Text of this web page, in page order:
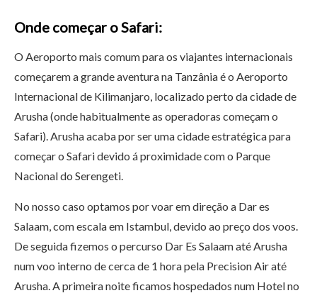
Onde começar o Safari:
O Aeroporto mais comum para os viajantes internacionais
começarem a grande aventura na Tanzânia é o Aeroporto
Internacional de Kilimanjaro, localizado perto da cidade de
Arusha (onde habitualmente as operadoras começam o
Safari). Arusha acaba por ser uma cidade estratégica para
começar o Safari devido á proximidade com o Parque
Nacional do Serengeti.
No nosso caso optamos por voar em direção a Dar es
Salaam, com escala em Istambul, devido ao preço dos voos.
De seguida fizemos o percurso Dar Es Salaam até Arusha
num voo interno de cerca de 1 hora pela Precision Air até
Arusha. A primeira noite ficamos hospedados num Hotel no